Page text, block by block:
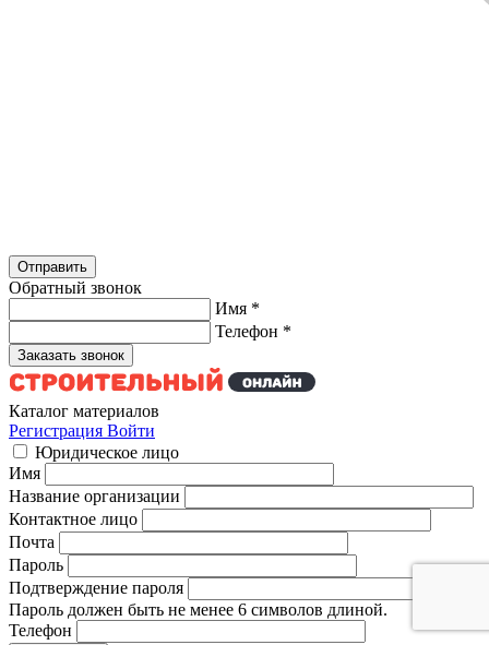
Обратный звонок
Имя *
Телефон *
Каталог материалов
Регистрация Войти
Юридическое лицо
Имя
Название организации
Контактное лицо
Почта
Пароль
Подтверждение пароля
Пароль должен быть не менее 6 символов длиной.
Телефон